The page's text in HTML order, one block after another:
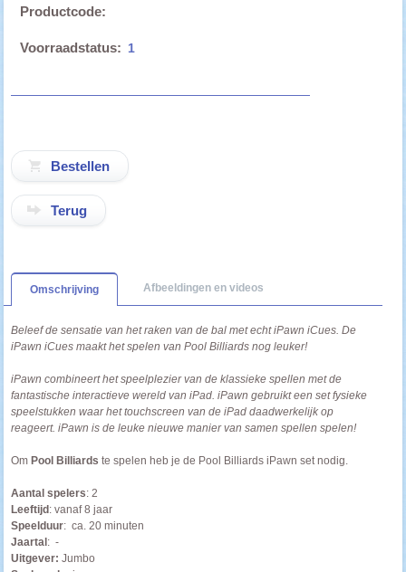
Productcode:
Voorraadstatus: 1
Terug
Omschrijving Afbeeldingen en videos
Beleef de sensatie van het raken van de bal met echt iPawn iCues. De
iPawn iCues maakt het spelen van Pool Billiards nog leuker!
iPawn combineert het speelplezier van de klassieke spellen met de
fantastische interactieve wereld van iPad. iPawn gebruikt een set fysieke
speelstukken waar het touchscreen van de iPad daadwerkelijk op
reageert. iPawn is de leuke nieuwe manier van samen spellen spelen!
Om Pool Billiards te spelen heb je de Pool Billiards iPawn set nodig.
Aantal spelers: 2
Leeftijd : vanaf 8 jaar
Speelduur: ca. 20 minuten
Jaartal : -
Uitgever: Jumbo